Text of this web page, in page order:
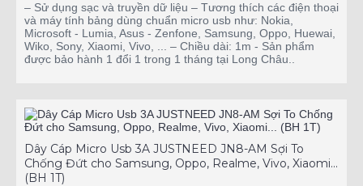
– Sử dụng sạc và truyền dữ liệu – Tương thích các điện thoại
và máy tính bảng dùng chuẩn micro usb như: Nokia,
Microsoft - Lumia, Asus - Zenfone, Samsung, Oppo, Huewai,
Wiko, Sony, Xiaomi, Vivo, ... – Chiều dài: 1m - Sản phẩm
được bảo hành 1 đổi 1 trong 1 tháng tại Long Châu..
Dây Cáp Micro Usb 3A JUSTNEED JN8-AM Sợi To
Chống Đứt cho Samsung, Oppo, Realme, Vivo, Xiaomi...
(BH 1T)